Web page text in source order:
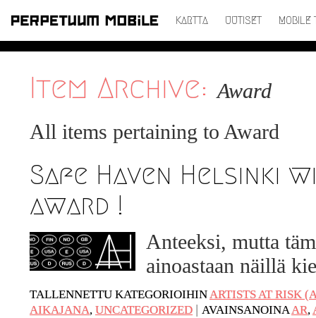
SIIRRY
KARTTA UUTISET MOBILE
Item Archive: Award
All items pertaining to Award
Safe Haven Helsinki
award !
Anteeksi, mutta
ainoastaan näillä
TALLENNETTU KATEGORIOIHINARTISTS AT RISK
AIKAJANA, UNCATEGORIZED | AVAINSANOINAAR,